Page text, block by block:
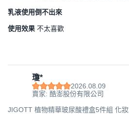
乳液使用倒不出來
使用效果 不太喜歡
瓊*
2026.08.09
賣家: 酷澎股份有限公司
JIGOTT 植物精華玻尿酸禮盒5件組 化